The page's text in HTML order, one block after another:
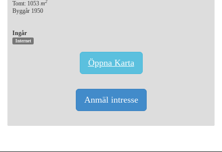
Tomt: 1053 m 2
Byggår 1950
Ingår
Internet
Öppna Karta
Anmäl intresse